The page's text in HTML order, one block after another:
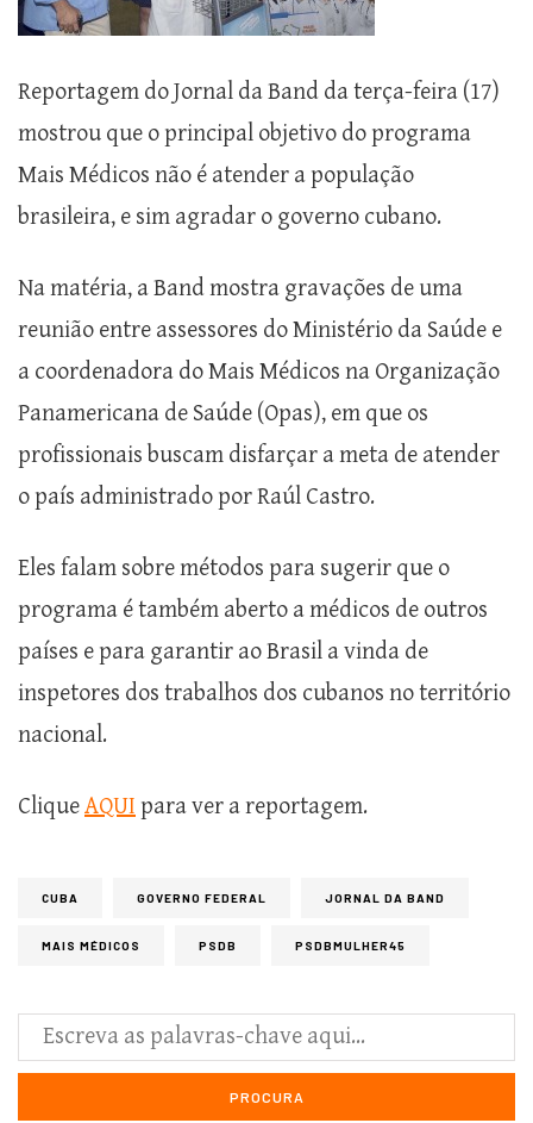
Reportagem do Jornal da Band da terça-feira (17)
mostrou que o principal objetivo do programa
Mais Médicos não é atender a população
brasileira, e sim agradar o governo cubano.
Na matéria, a Band mostra gravações de uma
reunião entre assessores do Ministério da Saúde e
a coordenadora do Mais Médicos na Organização
Panamericana de Saúde (Opas), em que os
profissionais buscam disfarçar a meta de atender
o país administrado por Raúl Castro.
Eles falam sobre métodos para sugerir que o
programa é também aberto a médicos de outros
países e para garantir ao Brasil a vinda de
inspetores dos trabalhos dos cubanos no território
nacional.
CliqueAQUI para ver a reportagem.
CUBA GOVERNO FEDERAL JORNAL DA BAND
MAIS MÉDICOS PSDB PSDBMULHER45